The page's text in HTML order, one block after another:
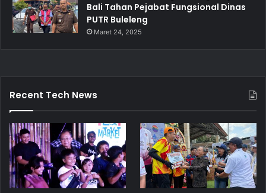
Bali Tahan Pejabat Fungsional Dinas
PUTR Buleleng
Maret 24, 2025
Recent Tech News